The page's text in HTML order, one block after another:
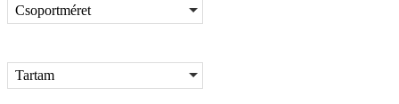
Csoportméret
Tartam